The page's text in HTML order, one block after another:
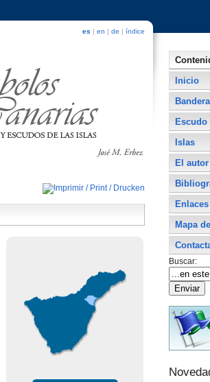
es | en | de | índice
Inicio
Escudo
Islas
El autor
Enlaces
Mapa
Buscar: